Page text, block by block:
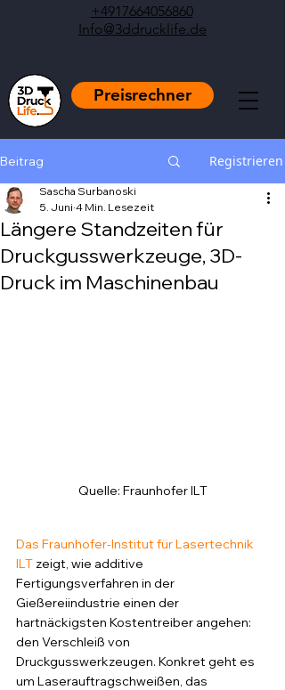
+4917664056860
Info@3ddrucklife.de
Preisrechner
Beitrag Registrieren
Längere Standzeiten für
Druckgusswerkzeuge, 3D-
Druck im Maschinenbau
Sascha Surbanoski
5. Juni 4 Min. Lesezeit
Quelle: Fraunhofer ILT
Das Fraunhofer-Institut für Lasertechnik
ILT zeigt, wie additive
Fertigungsverfahren in der
Gießereiindustrie einen der
hartnäckigsten Kostentreiber angehen:
den Verschleiß von
Druckgusswerkzeugen. Konkret geht es
um Laserauftragschweißen, das